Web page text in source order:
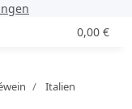
0,00 €
Italien